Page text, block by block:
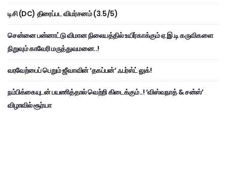
டிசி (DC) திரைப்பட விமர்சனம் (3.5/5)
சென்னை பன்னாட்டு விமான நிலையத்தில் உயிர்காக்கும் ஏ.இ.டி கருவிகளை
நிறுவும் காவேரி மருத்துவமனை..!
வரவேற்பைப் பெறும் ஜீவாவின் ‘தகப்பன்’ ஃபர்ஸ்ட் லுக்!
நம்பிக்கையுடன் பயணித்தால் வெற்றி கிடைக்கும்..! ‘விஸ்வநாத் & சன்ஸ்’
விழாவில் சூர்யா